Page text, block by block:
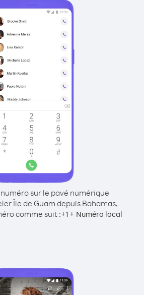
sur le pavé numérique
Île de Guam depuis Bahamas,
comme suit :+1 + Numéro local